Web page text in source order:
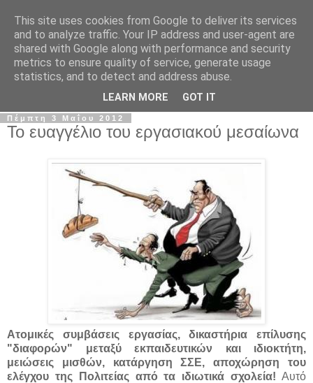
Σ.Ι.Ε.Λ.Β.Ε.
Ο επίσημος ιστότοπος του Συλλόγου Ιδιωτικών
Εκπαιδευτικών Λειτουργών Βόρειας Ελλάδας
Πέμπτη 3 Μαΐου 2012
Το ευαγγέλιο του εργασιακού μεσαίωνα
Ατομικές συμβάσεις εργασίας, δικαστήρια επίλυσης
"διαφορών" μεταξύ εκπαιδευτικών και ιδιοκτήτη,
μειώσεις μισθών, κατάργηση ΣΣΕ, αποχώρηση του
ελέγχου της Πολιτείας από τα ιδιωτικά σχολεία! Αυτό
This site uses cookies from Google to deliver its services
and to analyze traffic. Your IP address and user-agent are
shared with Google along with performance and security
metrics to ensure quality of service, generate usage
statistics, and to detect and address abuse.
LEARN MORE GOT IT